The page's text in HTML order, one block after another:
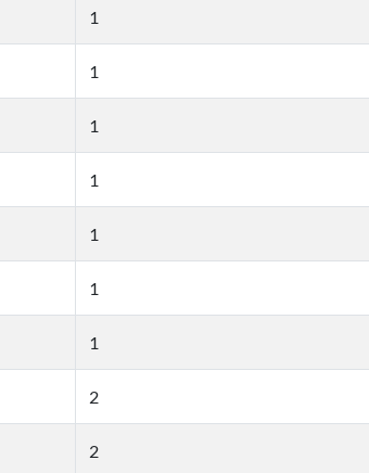
1
1
1
1
1
1
1
2
2